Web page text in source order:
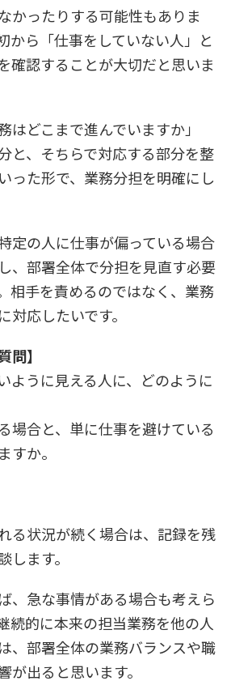
かったりする可能性もありま
から「仕事をしていない人」と
確認することが大切だと思いま
はどこまで進んでいますか」
と、そちらで対応する部分を整
った形で、業務分担を明確にし
定の人に仕事が偏っている場合
、部署全体で分担を見直す必要
相手を責めるのではなく、業務
対応したいです。
問】
ように見える人に、どのように
場合と、単に仕事を避けている
すか。
る状況が続く場合は、記録を残
します。
、急な事情がある場合も考えら
続的に本来の担当業務を他の人
、部署全体の業務バランスや職
が出ると思います。